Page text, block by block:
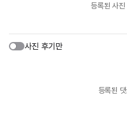
등록된 사
사진 후기만
등록된